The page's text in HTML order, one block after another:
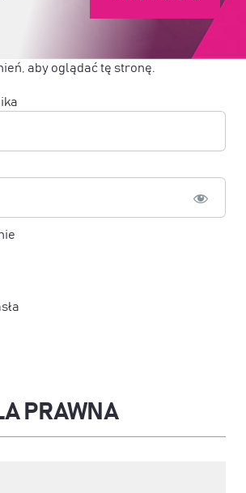
aby oglądać tę stronę.
PRAWNA